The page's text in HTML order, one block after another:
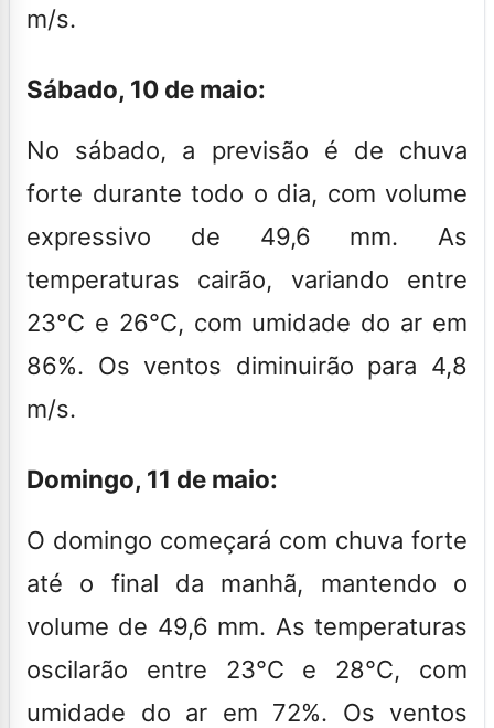
m/s.
Sábado, 10 de maio:
No sábado, a previsão é de chuva
forte durante todo o dia, com volume
expressivo de 49,6 mm. As
temperaturas cairão, variando entre
23°C e 26°C, com umidade do ar em
86%. Os ventos diminuirão para 4,8
m/s.
Domingo, 11 de maio:
O domingo começará com chuva forte
até o final da manhã, mantendo o
volume de 49,6 mm. As temperaturas
oscilarão entre 23°C e 28°C, com
umidade do ar em 72%. Os ventos